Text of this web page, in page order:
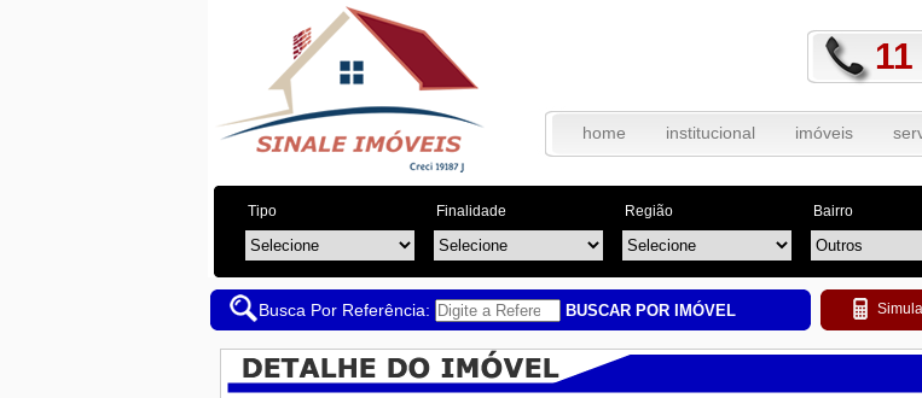
home institucional imóveis
Tipo Finalidade Região Bairro
Busca Por Referência: BUSCAR POR IMÓVEL